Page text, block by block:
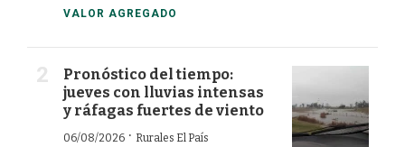
VALOR AGREGADO
Pronóstico del tiempo:
jueves con lluvias intensas
y ráfagas fuertes de viento
06/08/2026 · Rurales El País